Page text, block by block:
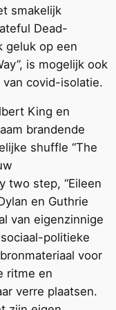
smakelijk
Dead-
geluk op een
is mogelijk ook
covid-isolatie.
King en
brandende
shuffle “The
two step, “Eileen
en Guthrie
van eigenzinnige
politieke
voor
ritme en
verre plaatsen.